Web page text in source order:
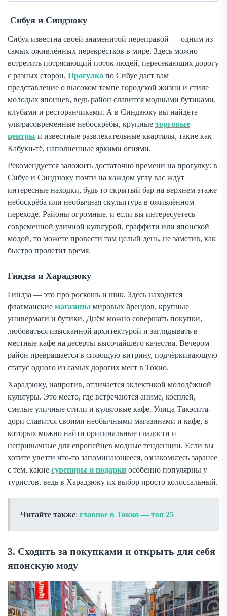
Сибуя и Синдзюку
Сибуя известна своей знаменитой переправой — одним из
самых оживлённых перекрёстков в мире. Здесь можно
встретить потрясающий поток людей, пересекающих дорогу
с разных сторон. Прогулка по Сибуе даст вам
представление о высоком темпе городской жизни и стиле
молодых японцев, ведь район славится модными бутиками,
клубами и ресторанчиками. А в Синдзюку вы найдёте
ультрасовременные небоскрёбы, крупные торговые
центры и известные развлекательные кварталы, такие как
Кабуки-тё, наполненные яркими огнями.
Рекомендуется заложить достаточно времени на прогулку: в
Сибуе и Синдзюку почти на каждом углу вас ждут
интересные находки, будь то скрытый бар на верхнем этаже
небоскрёба или необычная скульптура в оживлённом
переходе. Районы огромные, и если вы интересуетесь
современной уличной культурой, граффити или японской
модой, то можете провести там целый день, не заметив, как
быстро пролетит время.
Гиндза и Харадзюку
Гиндза — это про роскошь и шик. Здесь находятся
флагманские магазины мировых брендов, крупные
универмаги и бутики. Днём можно совершать покупки,
любоваться изысканной архитектурой и заглядывать в
местные кафе на десерты высочайшего качества. Вечером
район превращается в сияющую витрину, подчёркивающую
статус одного из самых дорогих мест в Токио.
Харадзюку, напротив, отличается эклектикой молодёжной
культуры. Это место, где встречаются аниме, косплей,
смелые уличные стили и культовые кафе. Улица Такэсита-
дори славится своими необычными магазинами и кафе, в
которых можно найти оригинальные сладости и
непривычные для европейцев модные тенденции. Если вы
хотите увезти что-то запоминающееся, ознакомьтесь заранее
с тем, какие сувениры и подарки особенно популярны у
туристов, ведь в Харадзюку их выбор просто колоссальный.
Читайте также: главное в Токио — топ 25
3. Сходить за покупками и открыть для себя
японскую моду